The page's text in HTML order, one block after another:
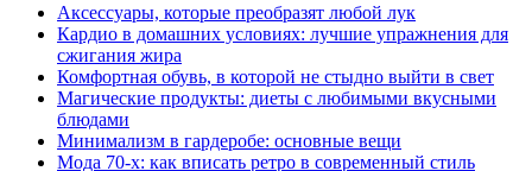
Аксессуары, которые преобразят любой лук
Кардио в домашних условиях: лучшие упражнения для
сжигания жира
Комфортная обувь, в которой не стыдно выйти в свет
Магические продукты: диеты с любимыми вкусными
блюдами
Минимализм в гардеробе: основные вещи
Мода 70-х: как вписать ретро в современный стиль